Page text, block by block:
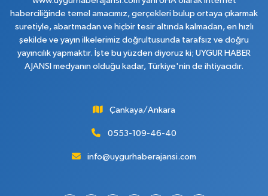
haberciliğinde temel amacımız, gerçekleri bulup ortaya çıkarmak
suretiyle, abartmadan ve hiçbir tesir altında kalmadan, en hızlı
şekilde ve yayın ilkelerimiz doğrultusunda tarafsız ve doğru
yayıncılık yapmaktır. İşte bu yüzden diyoruz ki; UYGUR HABER
AJANSI medyanın olduğu kadar, Türkiye'nin de ihtiyacıdır.
Çankaya/Ankara
0553-109-46-40
info@uygurhaberajansi.com